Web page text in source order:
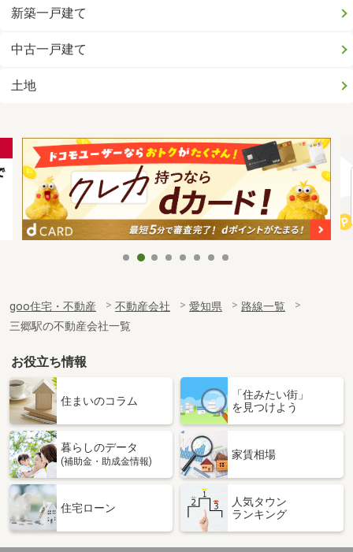
新築一戸建て
中古一戸建て
土地
goo住宅・不動産 不動産会社 愛知県
路線一覧
三郷駅の不動産会社一覧
お役立ち情報
住まいのコラム
「住みたい街」
を見つけよう
暮らしのデータ
(補助金・助成金情報)
家賃相場
住宅ローン
人気タウン
ランキング